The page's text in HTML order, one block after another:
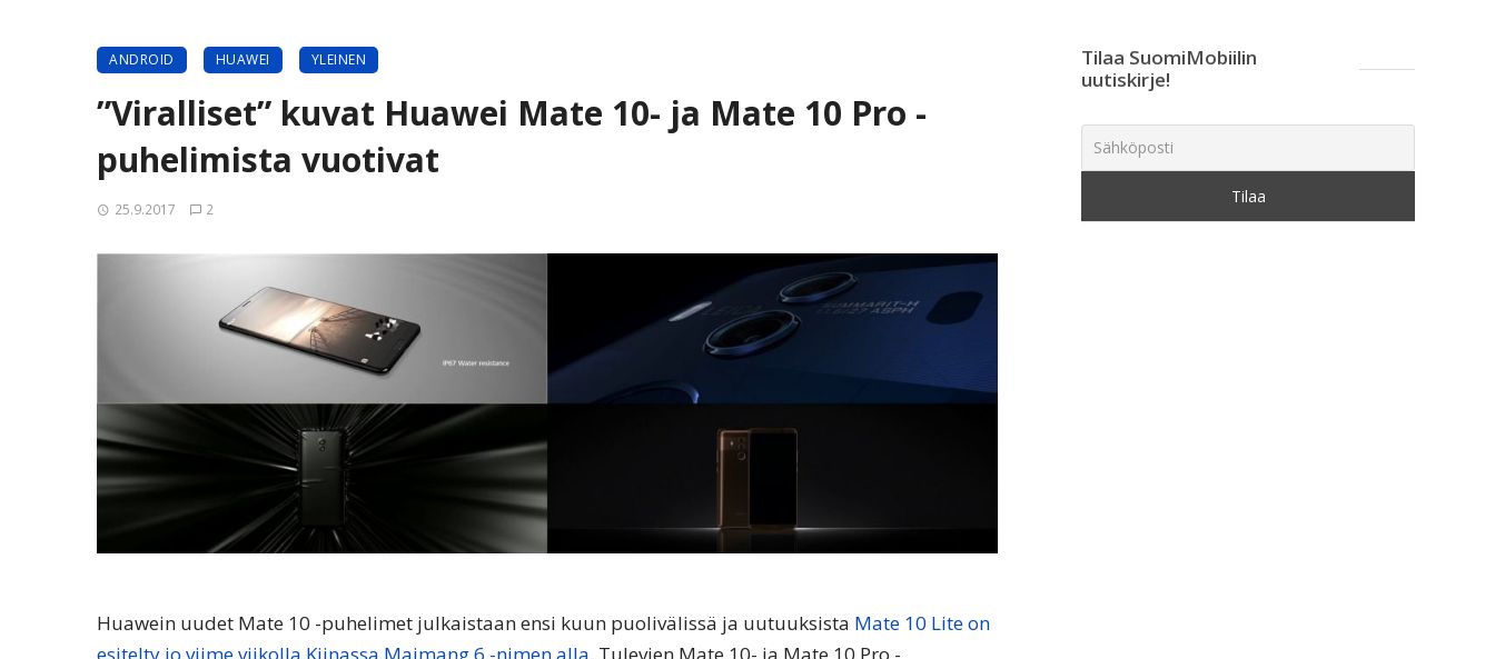
ANDROID HUAWEI YLEINEN
”Viralliset” kuvat Huawei Mate 10- ja Mate 10 Pro -
puhelimista vuotivat
25.9.2017 2
Huawein uudet Mate 10 -puhelimet julkaistaan ensi kuun puolivälissä ja uutuuksista Mate 10 Lite on
esitelty jo viime viikolla Kiinassa Maimang 6 -nimen alla. Tulevien Mate 10- ja Mate 10 Pro -
Tilaa SuomiMobiilin
uutiskirje!